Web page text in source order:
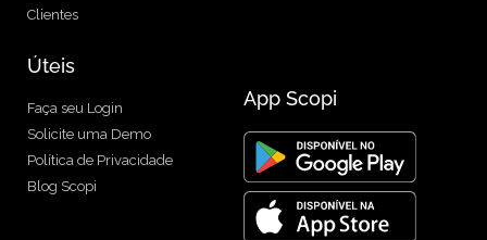
Clientes
Úteis
Faça seu Login
Solicite uma Demo
Política de Privacidade
Blog Scopi
App Scopi